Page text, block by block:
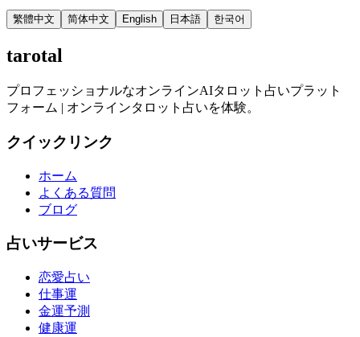
繁體中文 简体中文 English 日本語 한국어
tarotal
プロフェッショナルなオンラインAIタロット占いプラット
フォーム | オンラインタロット占いを体験。
クイックリンク
ホーム
よくある質問
ブログ
占いサービス
恋愛占い
仕事運
金運予測
健康運